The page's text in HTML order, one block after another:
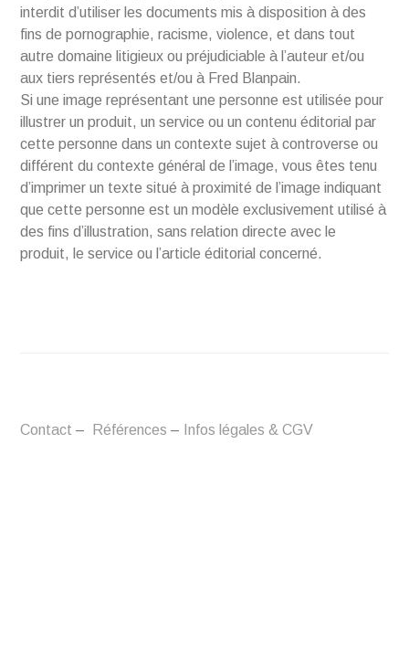
interdit d’utiliser les documents mis à disposition à des
fins de pornographie, racisme, violence, et dans tout
autre domaine litigieux ou préjudiciable à l’auteur et/ou
aux tiers représentés et/ou à Fred Blanpain.
Si une image représentant une personne est utilisée pour
illustrer un produit, un service ou un contenu éditorial par
cette personne dans un contexte sujet à controverse ou
différent du contexte général de l’image, vous êtes tenu
d’imprimer un texte situé à proximité de l’image indiquant
que cette personne est un modèle exclusivement utilisé à
des fins d’illustration, sans relation directe avec le
produit, le service ou l’article éditorial concerné.
Contact – Références – Infos légales & CGV